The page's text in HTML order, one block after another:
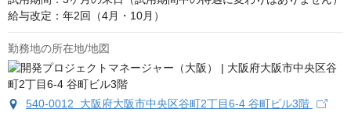
給与改定：年2回（4月・10月）
勤務地の所在地/地図
540-0012 大阪府大阪市中央区谷町2丁目6-4 谷町ビル3階